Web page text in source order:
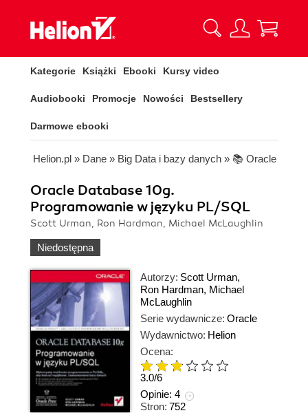
Kategorie Książki Ebooki Kursy video
Audiobooki Promocje Nowości Bestsellery
Darmowe ebooki
Helion.pl » Dane » Big Data i bazy danych » 📚 Oracle
Oracle Database 10g.
Programowanie w języku PL/SQL
Scott Urman, Ron Hardman, Michael McLaughlin
Niedostępna
Autorzy: Scott Urman,
Ron Hardman, Michael
McLaughlin
Serie wydawnicze: Oracle
Wydawnictwo: Helion
Ocena:
3.0/6
Opinie: 4
Stron: 752